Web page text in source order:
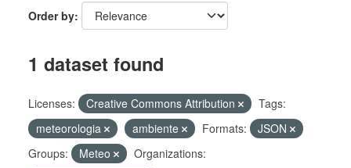
Order by
1 dataset found
Licenses: Creative Commons Attribution
Tags:
meteorologia
ambiente Formats:
JSON
Groups:
Meteo
Organizations: